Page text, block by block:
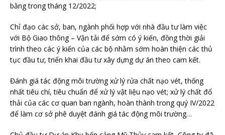
bằng trong tháng 12/2022;
Chỉ đạo các sở, ban, ngành phối hợp với nhà đầu tư làm việc
với Bộ Giao thông – Vận tải để sớm có ý kiến, đồng thời giải
trình theo các ý kiến của các bộ nhằm sớm hoàn thiện các thủ
tục đầu tư, triển khai đầu tư xây dựng dự án theo cam kết.
Đánh giá tác động môi trường xử lý rửa chất nạo vét, thống
nhất tiêu chí, tiêu chuẩn để xử lý vật liệu nạo vét; xử lý chất đổ
thải của các cơ quan ban ngành, hoàn thành trong quý IV/2022
để làm cơ sở phê duyệt đánh giá tác động môi trường…